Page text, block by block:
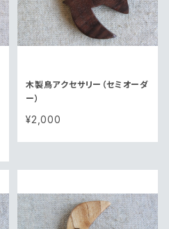
木製鳥アクセサリー（セミオーダ
ー）
¥2,000